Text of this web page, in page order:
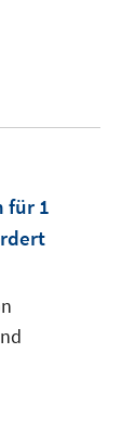
für 1